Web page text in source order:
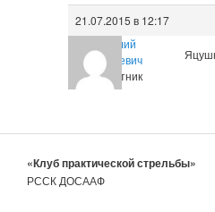
21.07.2015 в 12:17
Виталий
Яцушкевич
Участник
«Клуб практической стрельбы»
РССК ДОСААФ